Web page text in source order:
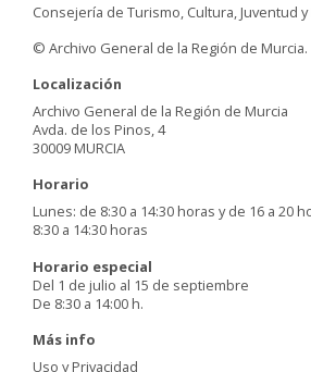
Consejería de Turismo, Cultura, Juventud
© Archivo General de la Región de Murcia.
Localización
Archivo General de la Región de Murcia
Avda. de los Pinos, 4
30009 MURCIA
Horario
Lunes: de 8:30 a 14:30 horas y de 16 a 20
8:30 a 14:30 horas
Horario especial
Del 1 de julio al 15 de septiembre
De 8:30 a 14:00 h.
Más info
Uso y Privacidad